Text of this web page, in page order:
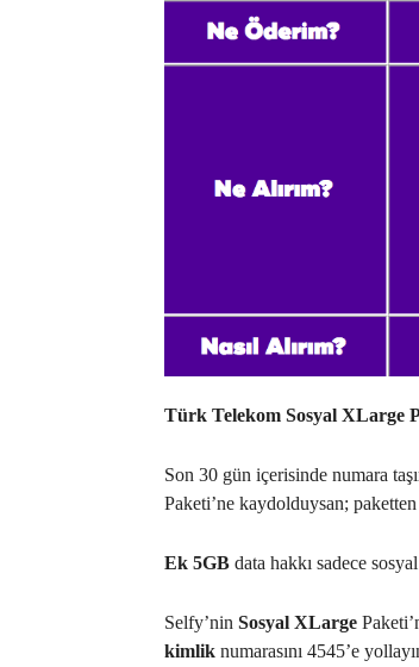
Türk Telekom Sosyal XLarge
Son 30 gün içerisinde numara
Paketi’ne kaydolduysan;
Ek 5GB data hakkı sadece
Selfy’nin Sosyal XLarge
kimlik numarasını 4545’e